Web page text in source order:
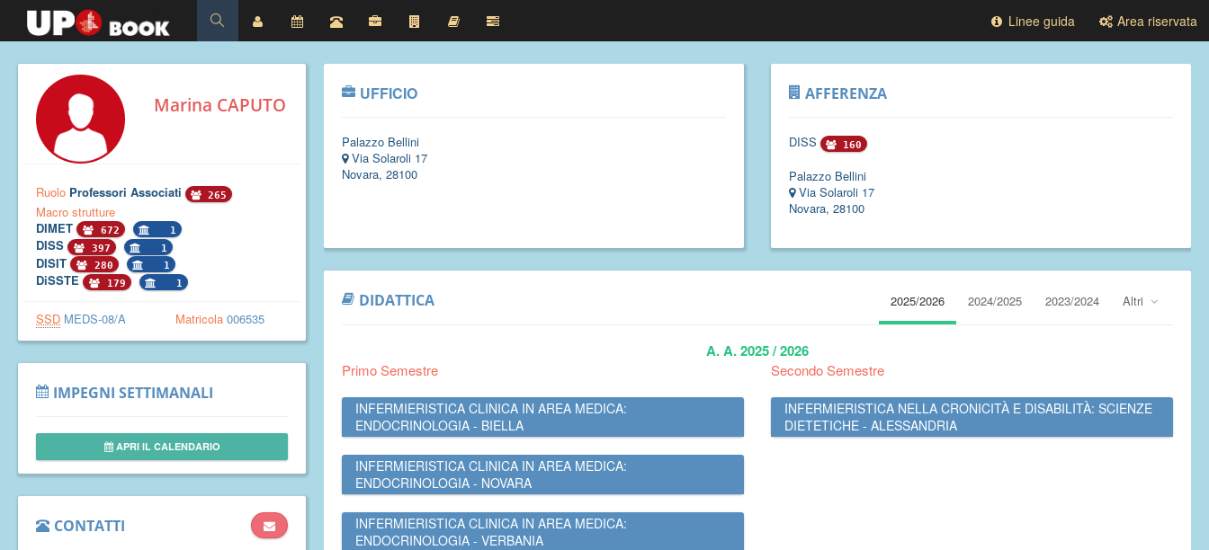
Linee guida Area riservata
Marina CAPUTO
Ruolo Professori Associati 265
Macro strutture
DIMET
672 1
DISS 397 1
DISIT 280 1
DiSSTE 179 1
SSD MEDS-08/A Matricola 006535
IMPEGNI SETTIMANALI
APRI IL CALENDARIO
CONTATTI
UFFICIO
Palazzo Bellini
Via Solaroli 17
Novara, 28100
AFFERENZA
DISS 160
Palazzo Bellini
Via Solaroli 17
Novara, 28100
DIDATTICA 2025/2026 2024/2025 2023/2024 Altri
A. A. 2025 / 2026
Primo Semestre
INFERMIERISTICA CLINICA IN AREA MEDICA:
ENDOCRINOLOGIA - BIELLA
INFERMIERISTICA CLINICA IN AREA MEDICA:
ENDOCRINOLOGIA - NOVARA
INFERMIERISTICA CLINICA IN AREA MEDICA:
ENDOCRINOLOGIA - VERBANIA
Secondo Semestre
INFERMIERISTICA NELLA CRONICITÀ E DISABILITÀ: SCIENZE
DIETETICHE - ALESSANDRIA